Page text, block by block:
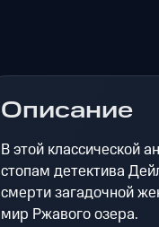
Описание
В этой классической
стопам детектива
смерти загадочной
мир Ржавого озера.